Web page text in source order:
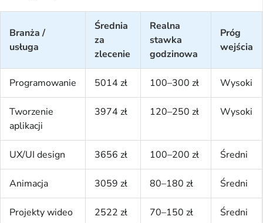
Branża /
usługa
Średnia
za
zlecenie
Realna
stawka
godzinowa
Próg
wejścia
Programowanie 5014 zł 100–300 zł Wysoki
Tworzenie
aplikacji
3974 zł 120–250 zł Wysoki
UX/UI design 3656 zł 100–200 zł Średni
Animacja 3059 zł 80–180 zł Średni
Projekty wideo 2522 zł 70–150 zł Średni